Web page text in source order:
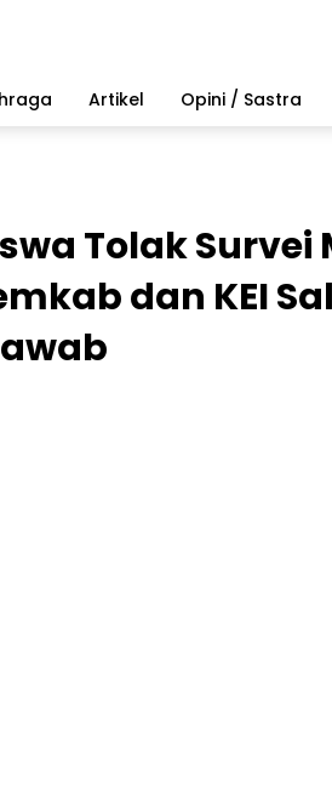
Artikel Opini / Sastra
Tolak Survei
dan KEI